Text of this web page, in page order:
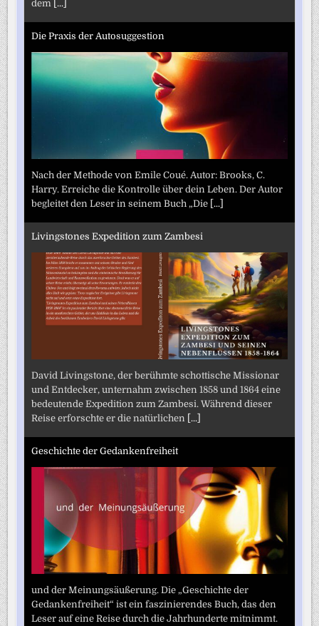
dem
[...]
Die Praxis der Autosuggestion
Nach der Methode von Emile Coué. Autor: Brooks, C.
Harry. Erreiche die Kontrolle über dein Leben. Der Autor
begleitet den Leser in seinem Buch „Die [...]
Livingstones Expedition zum Zambesi
David Livingstone, der berühmte schottische Missionar
und Entdecker, unternahm zwischen 1858 und 1864 eine
bedeutende Expedition zum Zambesi. Während dieser
Reise erforschte er die natürlichen
[...]
Geschichte der Gedankenfreiheit
und der Meinungsäußerung. Die „Geschichte der
Gedankenfreiheit“ ist ein faszinierendes Buch, das den
Leser auf eine Reise durch die Jahrhunderte mitnimmt.